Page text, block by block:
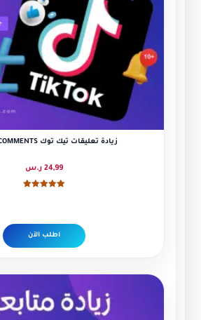
زيادة تعليقات تيك توك TIKTOK COMMENTS
24,99 ر.س
اطلب الآن